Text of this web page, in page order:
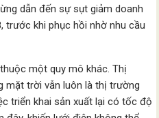
dẫn đến sự sụt giảm doanh
trước khi phục hồi nhờ nhu cầu
một quy mô khác. Thị
mặt trời vẫn luôn là thị trường
triển khai sản xuất lại có tốc độ